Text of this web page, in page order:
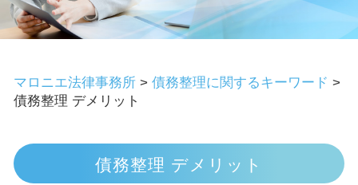
マロニエ法律事務所 > 債務整理に関するキーワード >
債務整理 デメリット
債務整理 デメリット